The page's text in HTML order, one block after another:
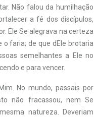
Não falou da humilhação
a fé dos discípulos,
Ele Se alegrava na certeza
faria; de que dEle brotaria
semelhantes a Ele no
e para vencer.
No mundo, passais por
não fracassou, nem Se
natureza. Deveriam